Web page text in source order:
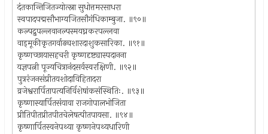
दंतकान्तिजितज्योत्स्ना सुधोत्तमरसाधरा
स्वपादपद्मसौभाग्यजितसौगंधिकाम्बुजा. ॥९०॥
कल्पद्रुपल्लवानल्पस्मयघ्नकरपल्लवा
वाड्मूकीकृतगर्वाढ्यशारदाशुकसारिका. ॥९१॥
कृष्णच्छायासहचरी कृष्णदृष्ट्यास्पदानना
यज्ञपत्नी पूज्यचित्रानंदसर्वस्वरक्षिणी. ॥९२॥
पुत्ररंजनसंप्रीतयशोदाविहितादरा
व्रजेश्वरार्पितापत्यनिर्विशेषांकसंस्थितिः. ॥९३॥
कृष्णास्यार्पितसंयावा राजगोपालभोजिता
प्रीतिपीतप्रीतपीतचेलेषत्पीतपायसा. ॥९४॥
कृष्णार्पितस्वनेपथ्या कृष्णनेपथ्यधारिणी